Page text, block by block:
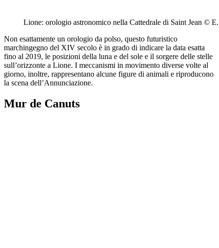
Lione: orologio astronomico nella Cattedrale di Saint Jean © E.
Non esattamente un orologio da polso, questo futuristico
marchingegno del XIV secolo è in grado di indicare la data esatta
fino al 2019, le posizioni della luna e del sole e il sorgere delle stelle
sull’orizzonte a Lione. I meccanismi in movimento diverse volte al
giorno, inoltre, rappresentano alcune figure di animali e riproducono
la scena dell’Annunciazione.
Mur de Canuts